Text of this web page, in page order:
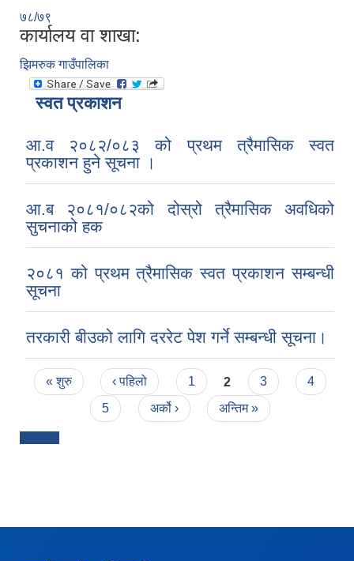
७८/७९
कार्यालय वा शाखा:
झिमरुक गाउँपालिका
स्वत प्रकाशन
आ.व २०८२/०८३ को प्रथम त्रैमासिक स्वत
प्रकाशन हुने सूचना ।
आ.ब २०८१/०८२को दोस्रो त्रैमासिक अवधिको
सुचनाको हक
२०८१ को प्रथम त्रैमासिक स्वत प्रकाशन सम्बन्धी
सूचना
तरकारी बीउको लागि दररेट पेश गर्ने सम्बन्धी सूचना।
Pages
« शुरु ‹ पहिलो 1 2 3
4
5
अर्को › अन्तिम »